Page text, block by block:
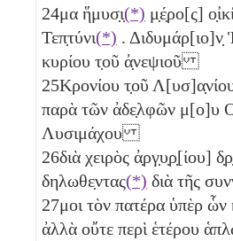
24μα ἥμυσ̣ι̣(*) μ̣έ̣ρο[ς]
Τεπ̣τύνι(*) . Διδυμάρ[ιο]ν̣
κυρίου τ̣οῦ ἀ̣νεψιοῦ
25Κρονίου τ̣οῦ
παρὰ τῶν ἀδε̣λφῶν μ[ο]υ
Λυσιμάχου
26διὰ χειρὸς ἀ̣ργ̣υ̣ρ̣[ίου]
δηλωθε̣ντας(*) διὰ τῆς
27μοι τὸν πατέρα ὑπὲρ ὧν
ἀλλὰ οὔτε περὶ ἑτέρου